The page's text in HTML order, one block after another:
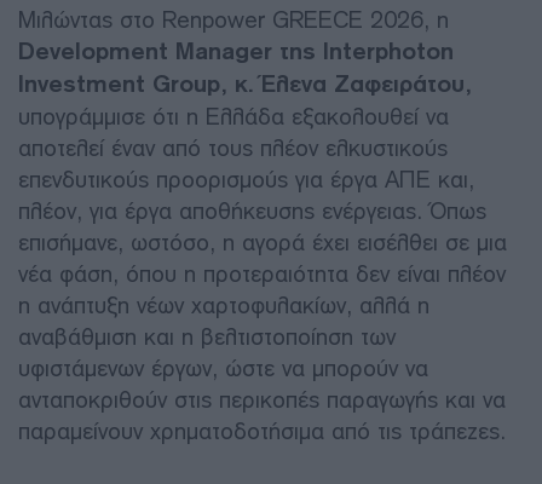
Μιλώντας στο Renpower GREECE 2026, η
Development Manager της Interphoton
Investment Group, κ. Έλενα Ζαφειράτου,
υπογράμμισε ότι η Ελλάδα εξακολουθεί να
αποτελεί έναν από τους πλέον ελκυστικούς
επενδυτικούς προορισμούς για έργα ΑΠΕ και,
πλέον, για έργα αποθήκευσης ενέργειας. Όπως
επισήμανε, ωστόσο, η αγορά έχει εισέλθει σε μια
νέα φάση, όπου η προτεραιότητα δεν είναι πλέον
η ανάπτυξη νέων χαρτοφυλακίων, αλλά η
αναβάθμιση και η βελτιστοποίηση των
υφιστάμενων έργων, ώστε να μπορούν να
ανταποκριθούν στις περικοπές παραγωγής και να
παραμείνουν χρηματοδοτήσιμα από τις τράπεζες.